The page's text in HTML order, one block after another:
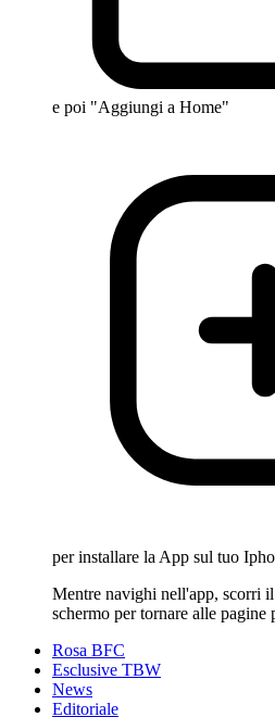
e poi "Aggiungi a Home"
per installare la App sul tuo
Mentre navighi nell'app, scorri
schermo per tornare alle pagine
Rosa BFC
Esclusive TBW
News
Editoriale